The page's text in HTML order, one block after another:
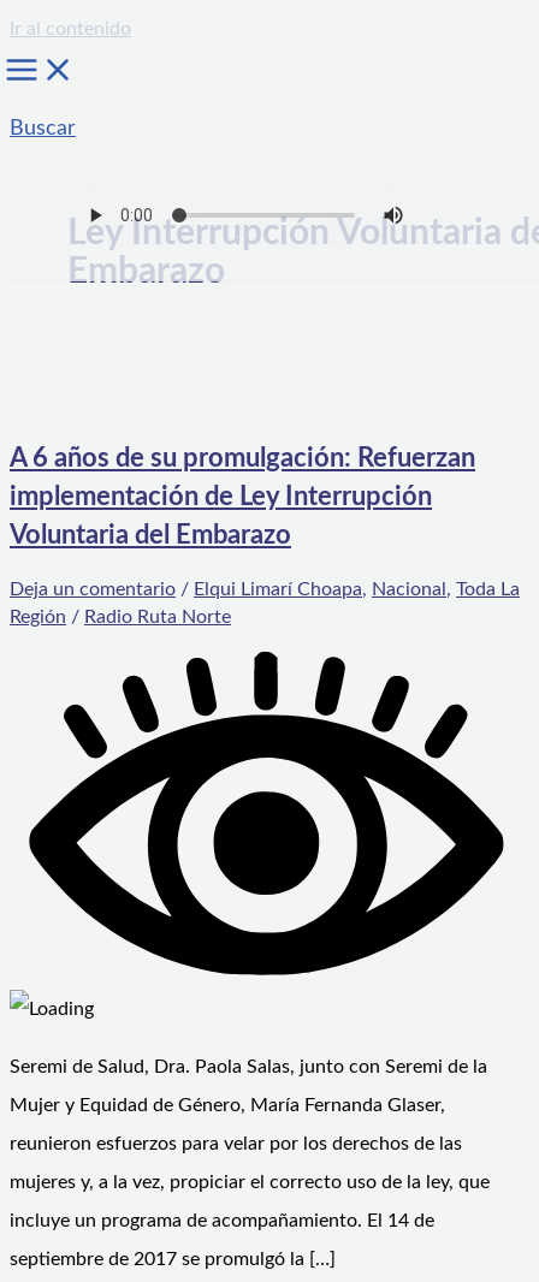
Ir al contenido
Buscar
Ley Interrupción Voluntaria
Embarazo
A 6 años de su promulgación: Refuerzan
implementación de Ley Interrupción
Voluntaria del Embarazo
Deja un comentario / Elqui Limarí Choapa, Nacional , Toda La
Región / Radio Ruta Norte
Seremi de Salud, Dra. Paola Salas, junto con Seremi de la
Mujer y Equidad de Género, María Fernanda Glaser,
reunieron esfuerzos para velar por los derechos de las
mujeres y, a la vez, propiciar el correcto uso de la ley, que
incluye un programa de acompañamiento. El 14 de
septiembre de 2017 se promulgó la […]